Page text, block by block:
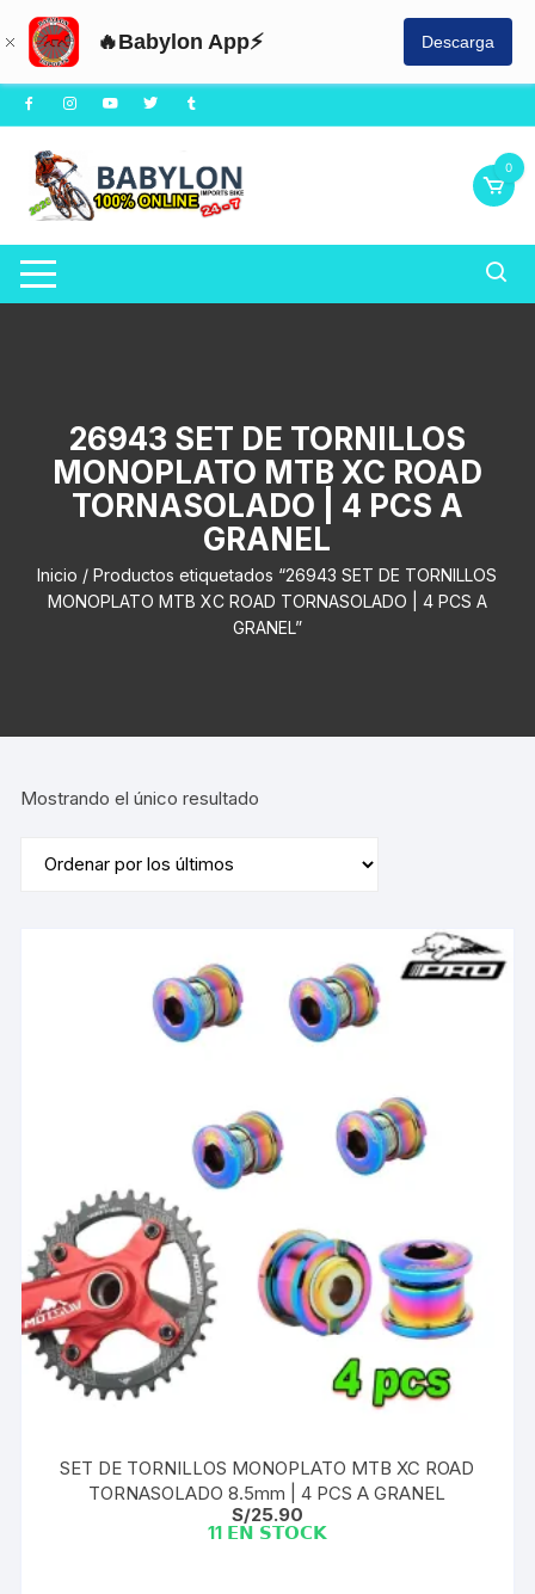
🔥Babylon App⚡ Descarga
Saltar
al
contenido
0
26943 SET DE TORNILLOS
MONOPLATO MTB XC ROAD
TORNASOLADO | 4 PCS A
GRANEL
Inicio / Productos etiquetados “26943 SET DE TORNILLOS
MONOPLATO MTB XC ROAD TORNASOLADO | 4 PCS A
GRANEL”
Mostrando el único resultado
SET DE TORNILLOS MONOPLATO MTB XC ROAD
TORNASOLADO 8.5mm | 4 PCS A GRANEL
S/25.90
11 𝗘𝗡 𝗦𝗧𝗢𝗖𝗞